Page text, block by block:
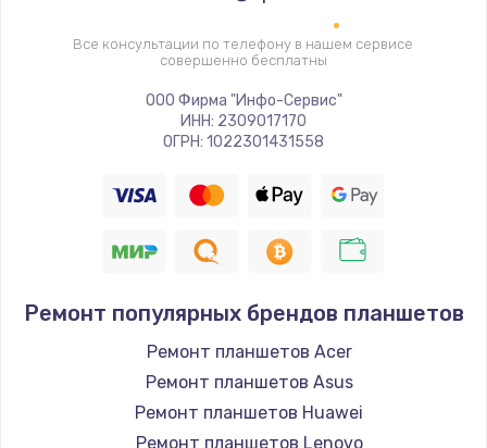
790 руб.
Заказать
Замена полифонического динамика
530 руб.
900 руб.
Замена кнопок громкости
Заказать
Все консультации по телефону в нашем сервисе
совершенно бесплатны
ООО Фирма "Инфо-Сервис"
ИНН: 2309017170
ОГРН: 1022301431558
Ремонт популярных брендов планшетов
Ремонт планшетов Acer
Ремонт планшетов Asus
Ремонт планшетов Huawei
Ремонт планшетов Lenovo